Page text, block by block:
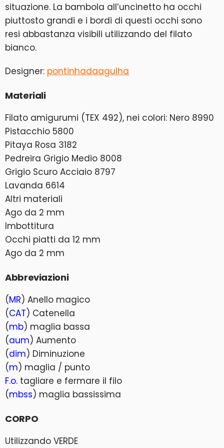
situazione. La bambola all’uncinetto ha occhi
piuttosto grandi e i bordi di questi occhi sono
resi abbastanza visibili utilizzando del filato
bianco.
Designer: pontinhadaagulha
Materiali
Filato amigurumi (TEX 492), nei colori: Nero 8990
Pistacchio 5800
Pitaya Rosa 3182
Pedreira Grigio Medio 8008
Grigio Scuro Acciaio 8797
Lavanda 6614
Altri materiali
Ago da 2 mm
Imbottitura
Occhi piatti da 12 mm
Ago da 2 mm
Abbreviazioni
(MR) Anello magico
(CAT) Catenella
(mb) maglia bassa
(aum) Aumento
(dim) Diminuzione
(m) maglia / punto
F.o. tagliare e fermare il filo
(mbss) maglia bassissima
CORPO
Utilizzando VERDE